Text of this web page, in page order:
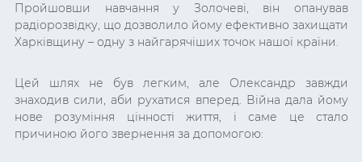
Пройшовши навчання у Золочеві, він опанував
радіорозвідку, що дозволило йому ефективно захищати
Харківщину – одну з найгарячіших точок нашої країни.
Цей шлях не був легким, але Олександр завжди
знаходив сили, аби рухатися вперед. Війна дала йому
нове розуміння цінності життя, і саме це стало
причиною його звернення за допомогою: